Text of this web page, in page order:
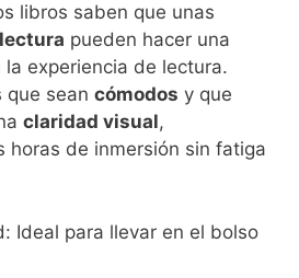
libros saben que unas
pueden hacer una
experiencia de lectura.
que sean cómodos y que
claridad visual,
horas de inmersión sin fatiga
Ideal para llevar en el bolso